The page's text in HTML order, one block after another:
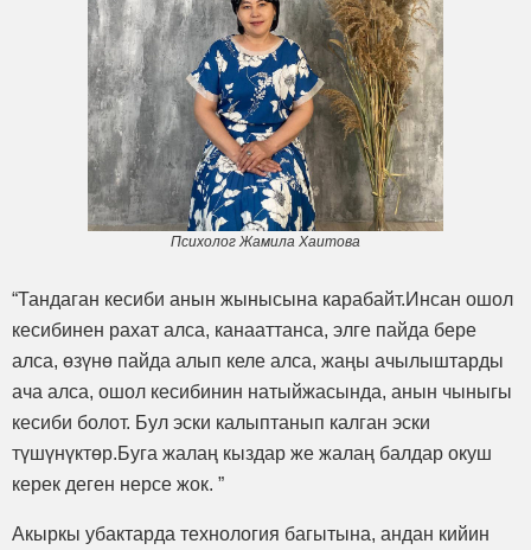
Психолог Жамила Хаитова
“Тандаган кесиби анын жынысына карабайт.Инсан ошол
кесибинен рахат алса, канааттанса, элге пайда бере
алса, өзүнө пайда алып келе алса, жаңы ачылыштарды
ача алса, ошол кесибинин натыйжасында, анын чыныгы
кесиби болот. Бул эски калыптанып калган эски
түшүнүктөр.Буга жалаң кыздар же жалаң балдар окуш
керек деген нерсе жок. ”
Акыркы убактарда технология багытына, андан кийин